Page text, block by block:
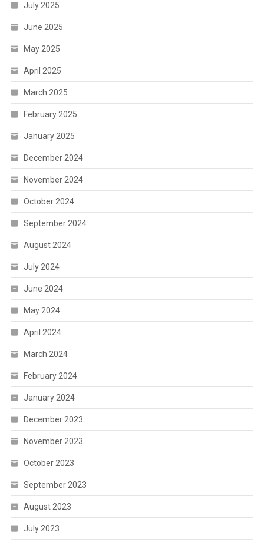
July 2025
June 2025
May 2025
April 2025
March 2025
February 2025
January 2025
December 2024
November 2024
October 2024
September 2024
August 2024
July 2024
June 2024
May 2024
April 2024
March 2024
February 2024
January 2024
December 2023
November 2023
October 2023
September 2023
August 2023
July 2023